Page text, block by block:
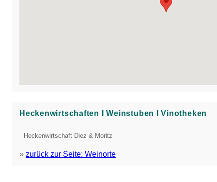
Heckenwirtschaften Ι Weinstuben Ι Vinotheken
Heckenwirtschaft Diez & Moritz
» zurück zur Seite: Weinorte